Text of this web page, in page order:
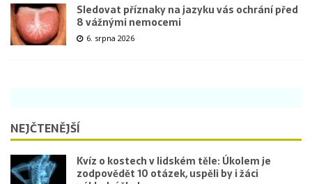
Sledovat příznaky na jazyku vás ochrání před
8 vážnými nemocemi
6. srpna 2026
NEJČTENĚJŠÍ
Kvíz o kostech v lidském těle: Úkolem je
zodpovědět 10 otázek, uspěli by i žáci